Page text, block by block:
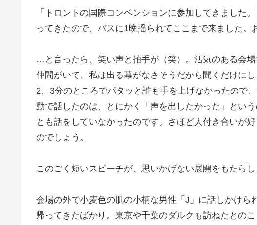
「トロントの国際コンベンションに参加してきました
ってきたので、バスに1晩揺られてここまで来ました。
…と言ったら、笑い声と拍手が（笑）。活気のある会
仲間がいて、私は出る幕がなさそうだから聞くだけに
2、3分のところでパタッと誰も手を上げなかったので
動で話したのは、とにかく「声を出したかった」とい
とも話をしていなかったのです。さほど人付き合いが
のでしょう。
このごく短いスピーチが、思いかげない展開をもたらし
会場の外で小麦色の肌の小柄な男性「J」に話しかけら
帰ってきたばかり。東京や千葉のダルクも訪ねたとの